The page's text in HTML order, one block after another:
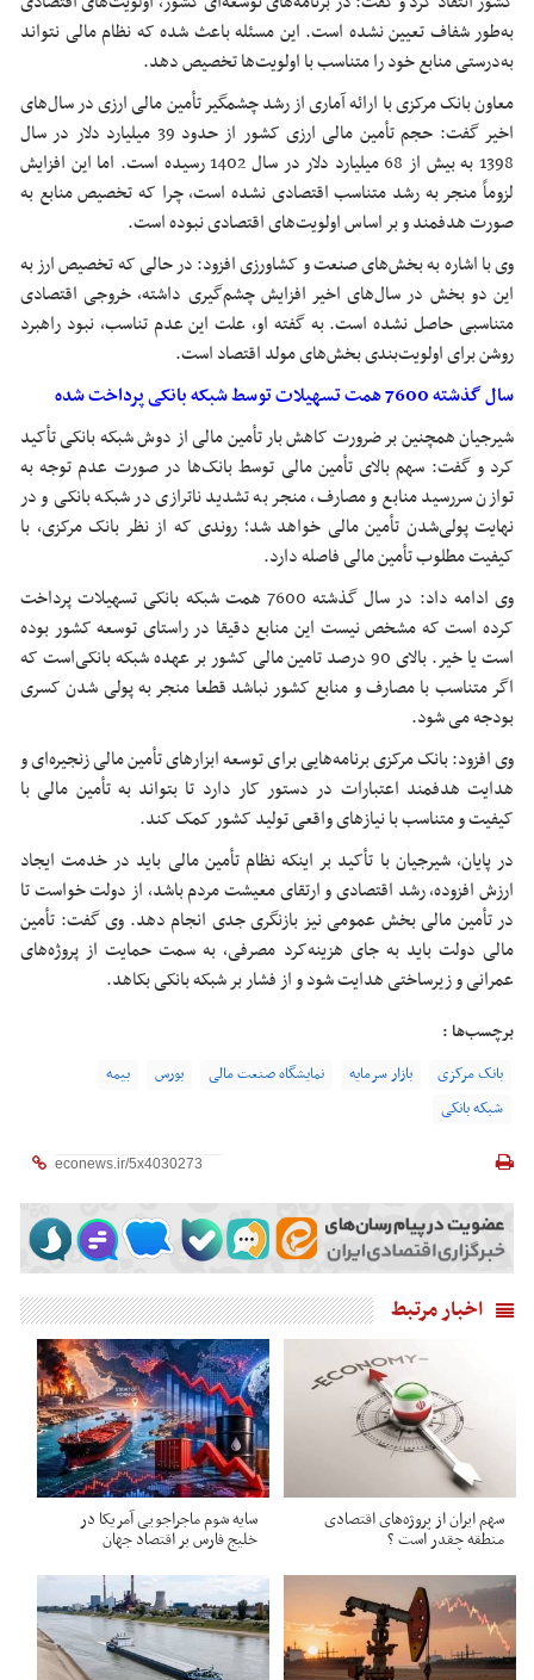
به‌طور شفاف تعیین نشده است. این مسئله باعث شده که نظام مالی نتواند
به‌درستی منابع خود را متناسب با اولویت‌ها تخصیص دهد.
معاون بانک مرکزی با ارائه آماری از رشد چشمگیر تأمین مالی ارزی در سال‌های
اخیر گفت: حجم تأمین مالی ارزی کشور از حدود 39 میلیارد دلار در سال
1398 به بیش از 68 میلیارد دلار در سال 1402 رسیده است. اما این افزایش
لزوماً منجر به رشد متناسب اقتصادی نشده است، چرا که تخصیص منابع به
صورت هدفمند و بر اساس اولویت‌های اقتصادی نبوده است.
وی با اشاره به بخش‌های صنعت و کشاورزی افزود: در حالی که تخصیص ارز به
این دو بخش در سال‌های اخیر افزایش چشم‌گیری داشته، خروجی اقتصادی
متناسبی حاصل نشده است. به گفته او، علت این عدم تناسب، نبود راهبرد
روشن برای اولویت‌بندی بخش‌های مولد اقتصاد است.
سال گذشته 7600 همت تسهیلات توسط شبکه بانکی پرداخت شده
شیرجیان همچنین بر ضرورت کاهش بار تأمین مالی از دوش شبکه بانکی تأکید
کرد و گفت: سهم بالای تأمین مالی توسط بانک‌ها در صورت عدم توجه به
توازن سررسید منابع و مصارف، منجر به تشدید ناترازی در شبکه بانکی و در
نهایت پولی‌شدن تأمین مالی خواهد شد؛ روندی که از نظر بانک مرکزی، با
کیفیت مطلوب تأمین مالی فاصله دارد.
وی ادامه داد: در سال گذشته 7600 همت شبکه بانکی تسهیلات پرداخت
کرده است که مشخص نیست این منابع دقیقا در راستای توسعه کشور بوده
است یا خیر. بالای 90 درصد تامین مالی کشور بر عهده شبکه بانکی‌است که
اگر متناسب با مصارف و منابع کشور نباشد قطعا منجر به پولی شدن کسری
بودجه می شود.
وی افزود: بانک مرکزی برنامه‌هایی برای توسعه ابزارهای تأمین مالی زنجیره‌ای و
هدایت هدفمند اعتبارات در دستور کار دارد تا بتواند به تأمین مالی با
کیفیت و متناسب با نیازهای واقعی تولید کشور کمک کند.
در پایان، شیرجیان با تأکید بر اینکه نظام تأمین مالی باید در خدمت ایجاد
ارزش افزوده، رشد اقتصادی و ارتقای معیشت مردم باشد، از دولت خواست تا
در تأمین مالی بخش عمومی نیز بازنگری جدی انجام دهد. وی گفت: تأمین
مالی دولت باید به جای هزینه‌کرد مصرفی، به سمت حمایت از پروژه‌های
عمرانی و زیرساختی هدایت شود و از فشار بر شبکه بانکی بکاهد.
برچسب‌ها :
بانک مرکزی بازار سرمایه نمایشگاه صنعت مالی بورس
بیمه
شبکه بانکی
اخبار مرتبط
سهم ایران از پروژه‌های اقتصادی
منطقه چقدر است ؟
سایه شوم ماجراجویی آمریکا در
خلیج فارس بر اقتصاد جهان